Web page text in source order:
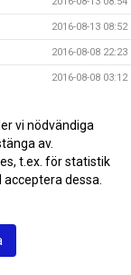
2016-08-13 08:52
2016-08-08 22:23
2016-08-08 03:12
2016-08-04 11:02
2016-08-01 09:02
2016-07-28 22:40
vi nödvändiga
av.
t.ex. för statistik
dessa.